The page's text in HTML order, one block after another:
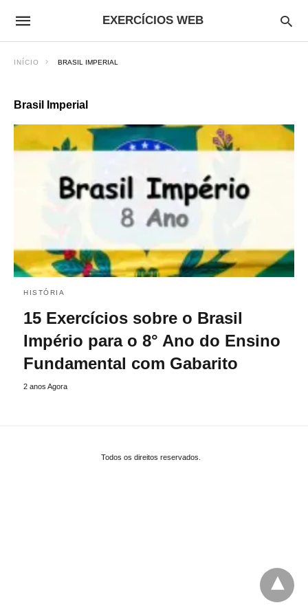
EXERCÍCIOS WEB
INÍCIO BRASIL IMPERIAL
Brasil Imperial
HISTÓRIA
15 Exercícios sobre o Brasil
Império para o 8° Ano do Ensino
Fundamental com Gabarito
2 anos Agora
Todos os direitos reservados.